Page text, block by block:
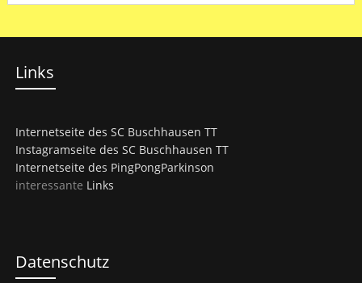
Links
Internetseite des SC Buschhausen TT
Instagramseite des SC Buschhausen TT
Internetseite des PingPongParkinson
interessante Links
Datenschutz